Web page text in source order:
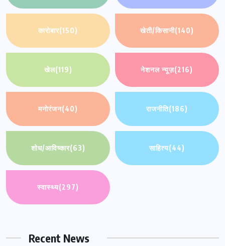
कारोबार(150) खेती/किसानी(140)
खेल(119) नेशनल न्यूज़(216)
मनोरंजन(40) राजनीति(186)
शोध/आविष्कार(63) साहित्य(44)
स्वास्थ्य(297)
Recent News